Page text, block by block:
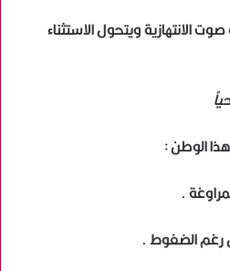
الانتهازية ويتحول الاستثناء
الوطن :
.
رغم الضغوط .